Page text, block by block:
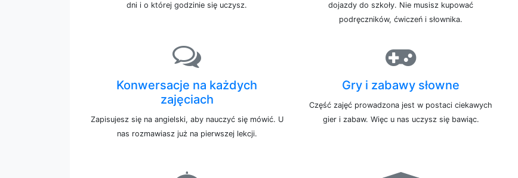
dni i o której godzinie się uczysz.
dojazdy do szkoły. Nie musisz kupować
podręczników, ćwiczeń i słownika.
Konwersacje na każdych
zajęciach
Zapisujesz się na angielski, aby nauczyć się mówić. U
nas rozmawiasz już na pierwszej lekcji.
Gry i zabawy słowne
Część zajęć prowadzona jest w postaci ciekawych
gier i zabaw. Więc u nas uczysz się bawiąc.